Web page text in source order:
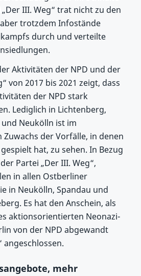
III. Weg“ trat nicht zu den
trotzdem Infostände
durch und verteilte
Aktivitäten der NPD und der
von 2017 bis 2021 zeigt, dass
der NPD stark
Lediglich in Lichtenberg,
Neukölln ist im
der Vorfälle, in denen
hat, zu sehen. In Bezug
Partei „Der III. Weg“,
in allen Ostberliner
in Neukölln, Spandau und
Es hat den Anschein, als
aktionsorientierten Neonazi-
von der NPD abgewandt
angeschlossen.
mehr